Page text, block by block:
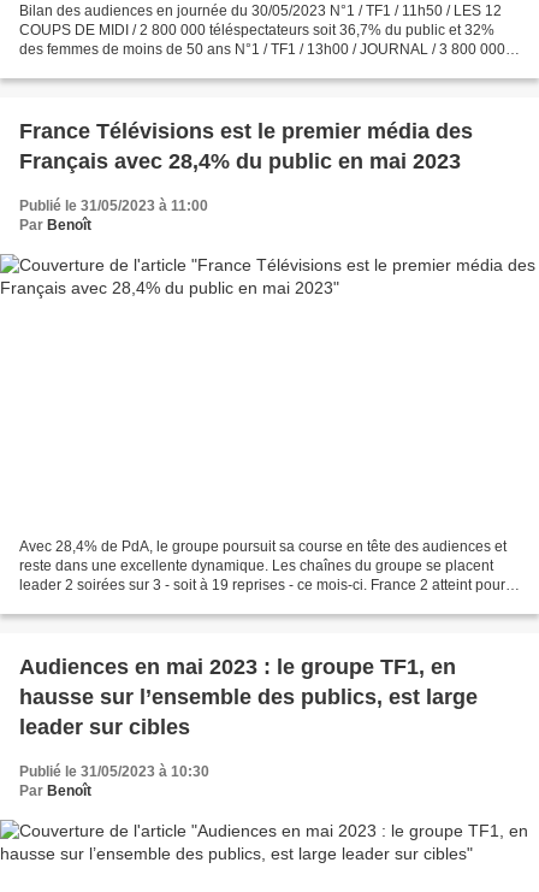
Bilan des audiences en journée du 30/05/2023 N°1 / TF1 / 11h50 / LES 12
COUPS DE MIDI / 2 800 000 téléspectateurs soit 36,7% du public et 32%
des femmes de moins de 50 ans N°1 / TF1 / 13h00 / JOURNAL / 3 800 000
France Télévisions est le premier média des
Français avec 28,4% du public en mai 2023
Publié le 31/05/2023 à 11:00
Par Benoît
Avec 28,4% de PdA, le groupe poursuit sa course en tête des audiences et
reste dans une excellente dynamique. Les chaînes du groupe se placent
leader 2 soirées sur 3 - soit à 19 reprises - ce mois-ci. France 2 atteint pour
Audiences en mai 2023 : le groupe TF1, en
hausse sur l’ensemble des publics, est large
leader sur cibles
Publié le 31/05/2023 à 10:30
Par Benoît